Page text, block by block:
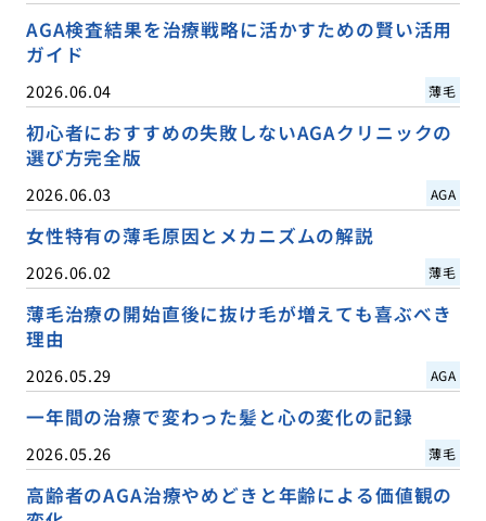
AGA検査結果を治療戦略に活かすための賢い活用
ガイド
2026.06.04 薄毛
初心者におすすめの失敗しないAGAクリニックの
選び方完全版
2026.06.03 AGA
女性特有の薄毛原因とメカニズムの解説
2026.06.02 薄毛
薄毛治療の開始直後に抜け毛が増えても喜ぶべき
理由
2026.05.29 AGA
一年間の治療で変わった髪と心の変化の記録
2026.05.26 薄毛
高齢者のAGA治療やめどきと年齢による価値観の